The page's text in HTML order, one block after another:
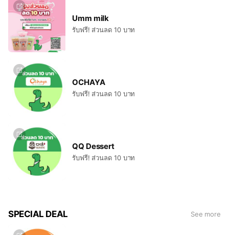
Umm milk
รับฟรี! ส่วนลด 10 บาท
OCHAYA
รับฟรี! ส่วนลด 10 บาท
QQ Dessert
รับฟรี! ส่วนลด 10 บาท
SPECIAL DEAL See more